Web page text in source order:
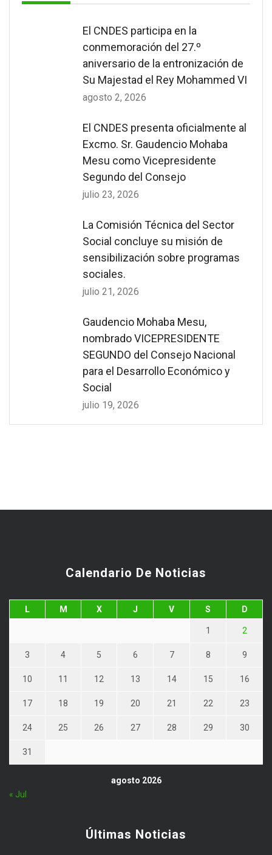
El CNDES participa en la
conmemoración del 27.º
aniversario de la entronización de
Su Majestad el Rey Mohammed VI
agosto 2, 2026
El CNDES presenta oficialmente al
Excmo. Sr. Gaudencio Mohaba
Mesu como Vicepresidente
Segundo del Consejo
julio 23, 2026
La Comisión Técnica del Sector
Social concluye su misión de
sensibilización sobre programas
sociales.
julio 21, 2026
Gaudencio Mohaba Mesu,
nombrado VICEPRESIDENTE
SEGUNDO del Consejo Nacional
para el Desarrollo Económico y
Social
julio 19, 2026
Calendario De Noticias
agosto 2026
L M X J V S D
1 2
3 4 5 6 7 8 9
10 11 12 13 14 15 16
17 18 19 20 21 22 23
24 25 26 27 28 29 30
31
« Jul
Últimas Noticias